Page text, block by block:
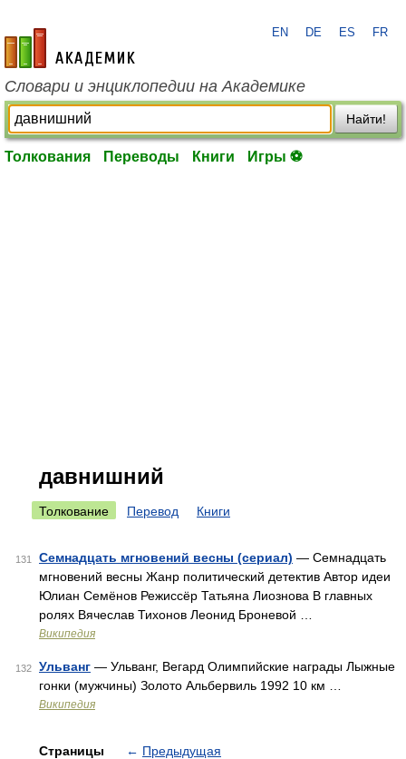
academic.ru
EN DE ES FR
Словари и энциклопедии на Академике
Найти!
Толкования Переводы Книги Игры ⚽
давнишний
Толкование Перевод Книги
131 Семнадцать мгновений весны (сериал) — Семнадцать
мгновений весны Жанр политический детектив Автор идеи
Юлиан Семёнов Режиссёр Татьяна Лиознова В главных
ролях Вячеслав Тихонов Леонид Броневой …
Википедия
132 Ульванг — Ульванг, Вегард Олимпийские награды Лыжные
гонки (мужчины) Золото Альбервиль 1992 10 км …
Википедия
Страницы ← Предыдущая